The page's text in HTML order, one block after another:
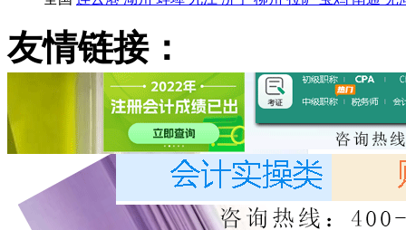
友情链接：